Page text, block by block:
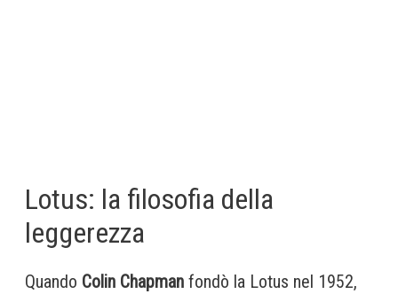
Lotus: la filosofia della
leggerezza
Quando Colin Chapman fondò la Lotus nel 1952,